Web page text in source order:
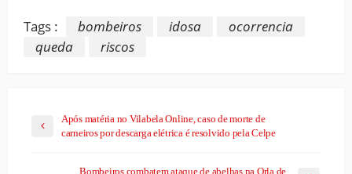
Tags : bombeiros idosa
ocorrencia
queda
riscos
Após matéria no Vilabela Online, caso de morte de
carneiros por descarga elétrica é resolvido pela Celpe
Bombeiros combatem ataque de abelhas na Orla de